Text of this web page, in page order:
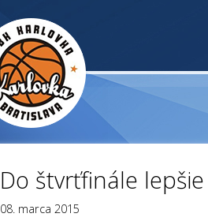
Do štvrťfinále
08. marca 2015